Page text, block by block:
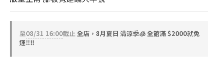
至08/31 16:00截止全店，8月夏日 清涼季🧊 全館滿 $2000就免
運‼️‼️